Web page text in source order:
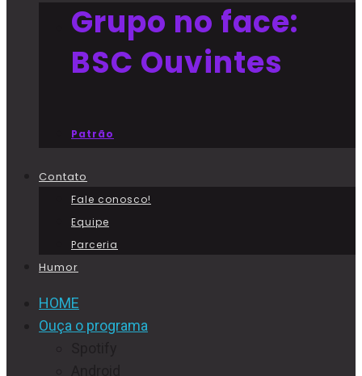
Grupo no face:
BSC Ouvintes
Patrão
Contato
Fale conosco!
Equipe
Parceria
Humor
HOME
Ouça o programa